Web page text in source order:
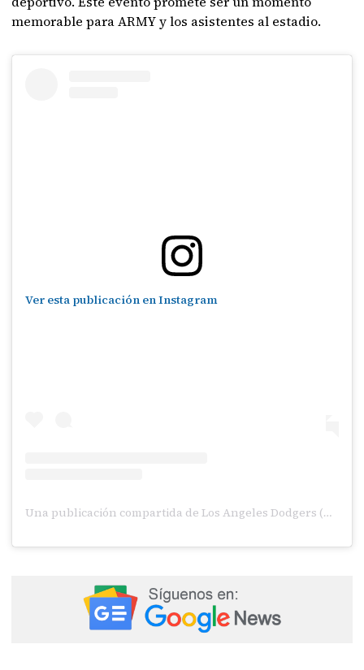
memorable para ARMY y los asistentes al estadio.
Ver esta publicación en Instagram
Una publicación compartida de Los Angeles Dodgers (@dodgers)